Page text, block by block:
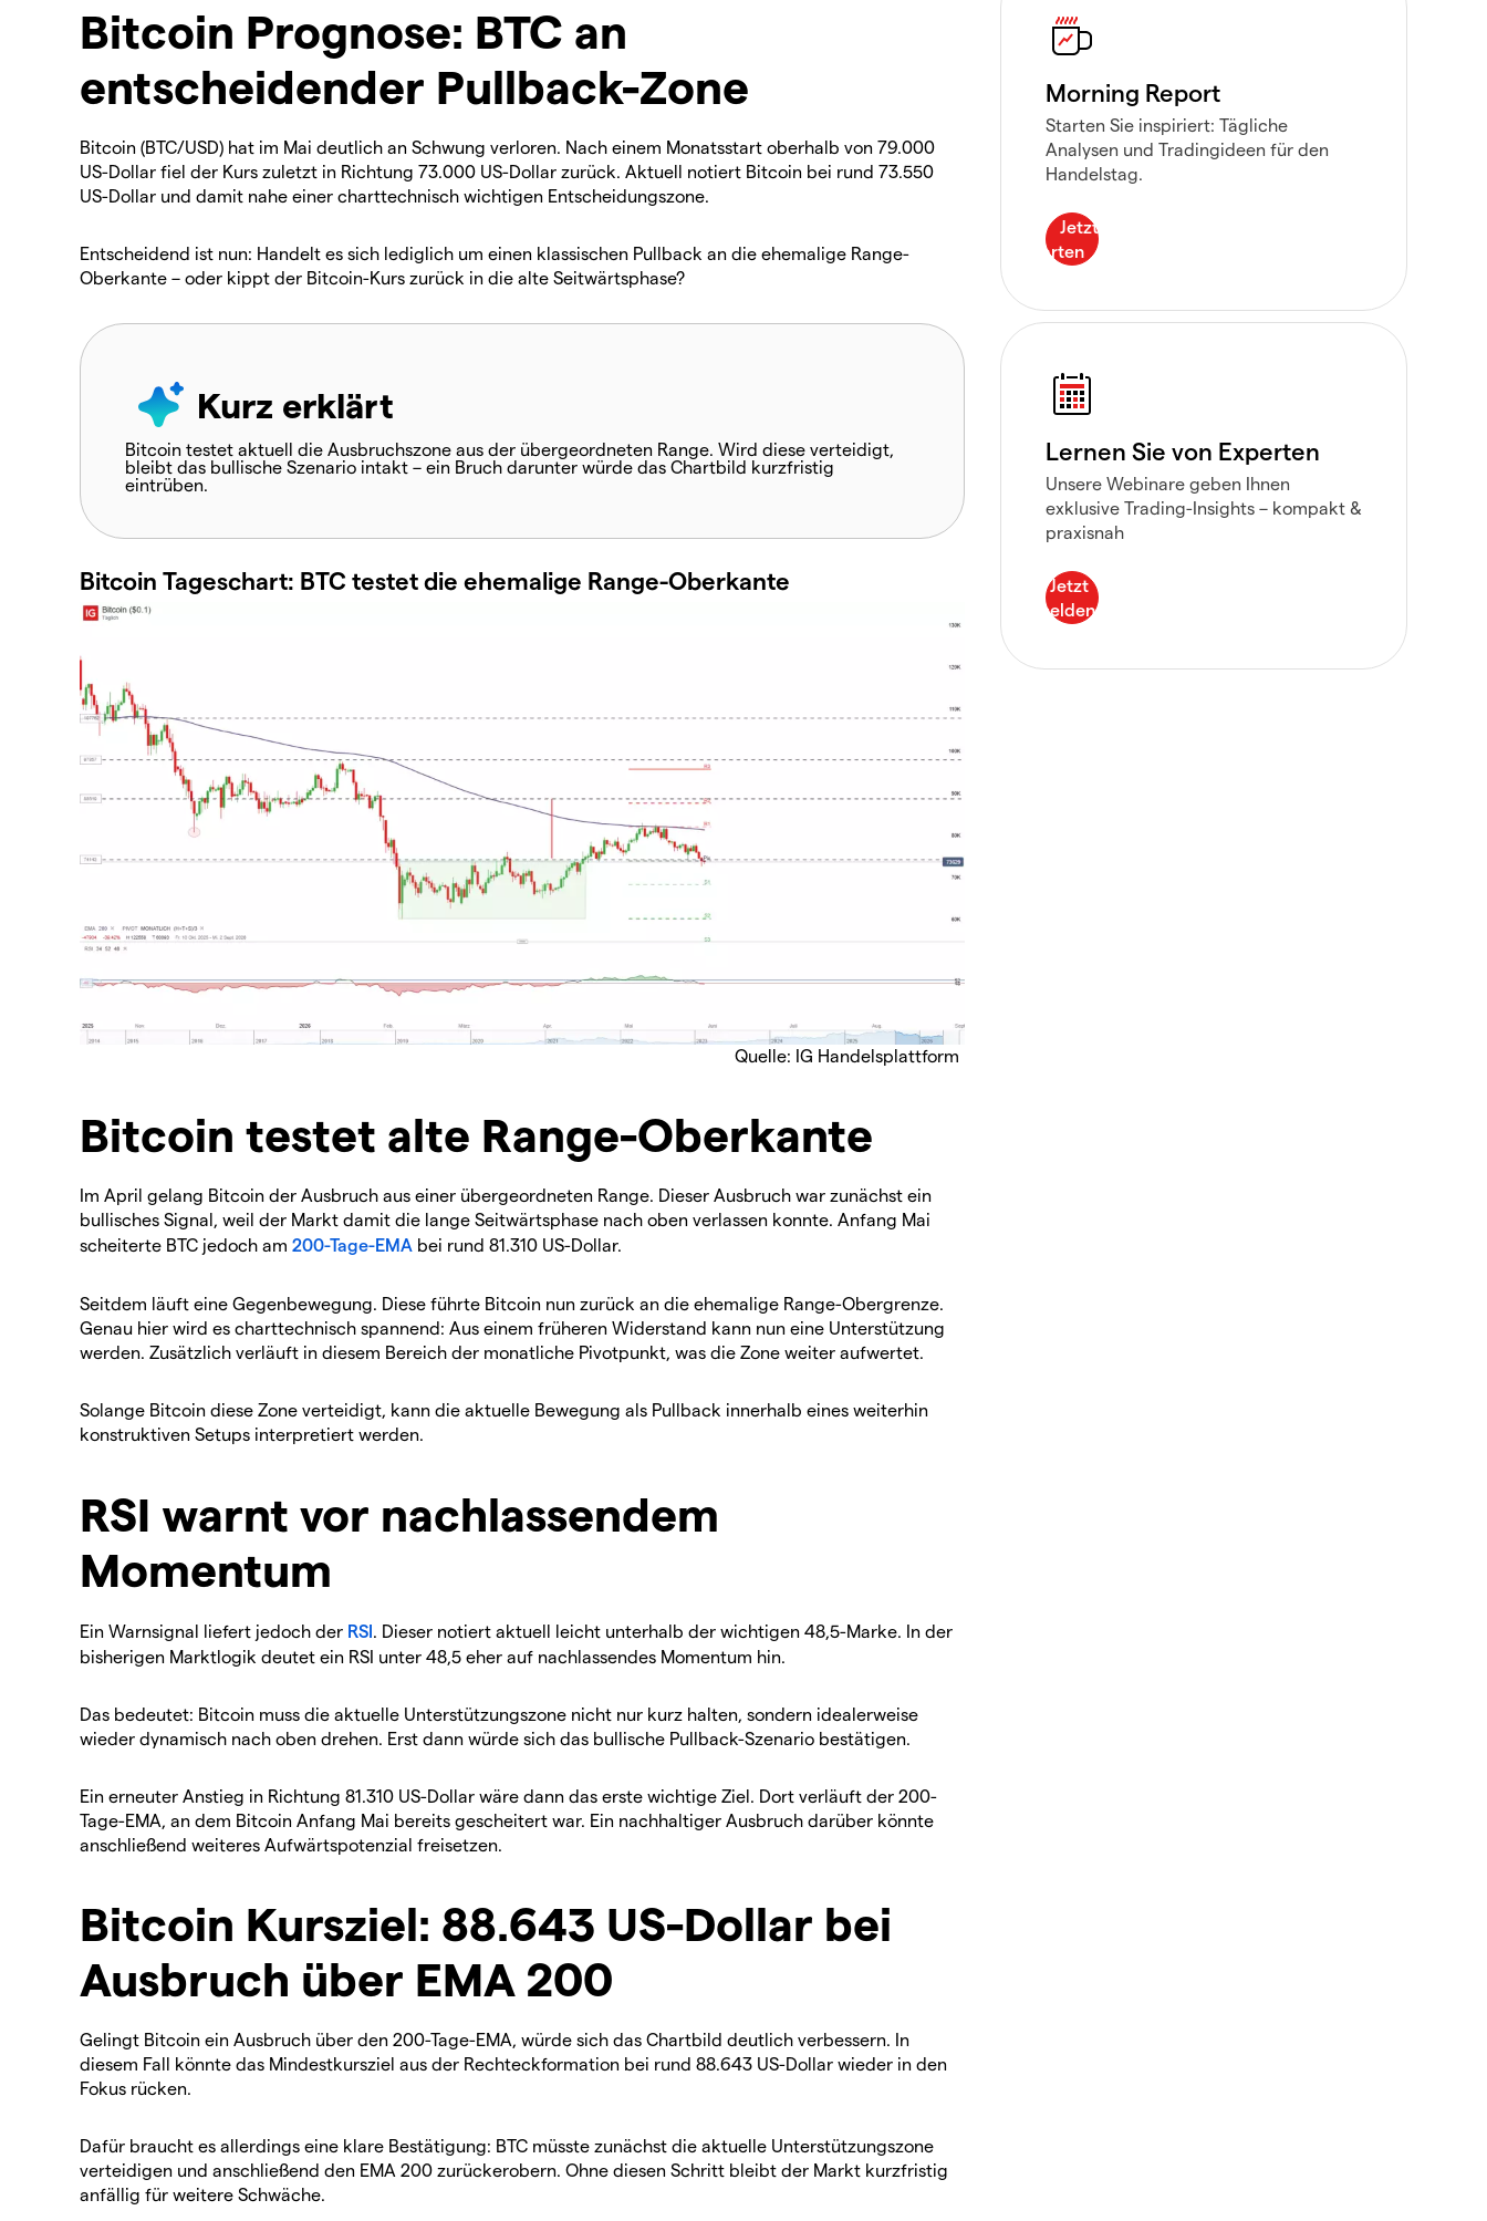
Bitcoin Prognose: BTC an
entscheidender Pullback-Zone
Bitcoin (BTC/USD) hat im Mai deutlich an Schwung verloren. Nach einem Monatsstart oberhalb von 79.000
US-Dollar fiel der Kurs zuletzt in Richtung 73.000 US-Dollar zurück. Aktuell notiert Bitcoin bei rund 73.550
US-Dollar und damit nahe einer charttechnisch wichtigen Entscheidungszone.
Entscheidend ist nun: Handelt es sich lediglich um einen klassischen Pullback an die ehemalige Range-
Oberkante – oder kippt der Bitcoin-Kurs zurück in die alte Seitwärtsphase?
Kurz erklärt
Bitcoin testet aktuell die Ausbruchszone aus der übergeordneten Range. Wird diese verteidigt,
bleibt das bullische Szenario intakt – ein Bruch darunter würde das Chartbild kurzfristig
eintrüben.
Bitcoin Tageschart: BTC testet die ehemalige Range-Oberkante
Quelle: IG Handelsplattform
Bitcoin testet alte Range-Oberkante
Im April gelang Bitcoin der Ausbruch aus einer übergeordneten Range. Dieser Ausbruch war zunächst ein
bullisches Signal, weil der Markt damit die lange Seitwärtsphase nach oben verlassen konnte. Anfang Mai
scheiterte BTC jedoch am 200-Tage-EMA bei rund 81.310 US-Dollar.
Seitdem läuft eine Gegenbewegung. Diese führte Bitcoin nun zurück an die ehemalige Range-Obergrenze.
Genau hier wird es charttechnisch spannend: Aus einem früheren Widerstand kann nun eine Unterstützung
werden. Zusätzlich verläuft in diesem Bereich der monatliche Pivotpunkt, was die Zone weiter aufwertet.
Solange Bitcoin diese Zone verteidigt, kann die aktuelle Bewegung als Pullback innerhalb eines weiterhin
konstruktiven Setups interpretiert werden.
RSI warnt vor nachlassendem
Momentum
Ein Warnsignal liefert jedoch der RSI . Dieser notiert aktuell leicht unterhalb der wichtigen 48,5-Marke. In der
bisherigen Marktlogik deutet ein RSI unter 48,5 eher auf nachlassendes Momentum hin.
Das bedeutet: Bitcoin muss die aktuelle Unterstützungszone nicht nur kurz halten, sondern idealerweise
wieder dynamisch nach oben drehen. Erst dann würde sich das bullische Pullback-Szenario bestätigen.
Ein erneuter Anstieg in Richtung 81.310 US-Dollar wäre dann das erste wichtige Ziel. Dort verläuft der 200-
Tage-EMA, an dem Bitcoin Anfang Mai bereits gescheitert war. Ein nachhaltiger Ausbruch darüber könnte
anschließend weiteres Aufwärtspotenzial freisetzen.
Bitcoin Kursziel: 88.643 US-Dollar bei
Ausbruch über EMA 200
Gelingt Bitcoin ein Ausbruch über den 200-Tage-EMA, würde sich das Chartbild deutlich verbessern. In
diesem Fall könnte das Mindestkursziel aus der Rechteckformation bei rund 88.643 US-Dollar wieder in den
Fokus rücken.
Dafür braucht es allerdings eine klare Bestätigung: BTC müsste zunächst die aktuelle Unterstützungszone
verteidigen und anschließend den EMA 200 zurückerobern. Ohne diesen Schritt bleibt der Markt kurzfristig
anfällig für weitere Schwäche.
Morning Report
Starten Sie inspiriert: Tägliche
Analysen und Tradingideen für den
Handelstag.
Lernen Sie von Experten
Unsere Webinare geben Ihnen
exklusive Trading-Insights – kompakt &
praxisnah